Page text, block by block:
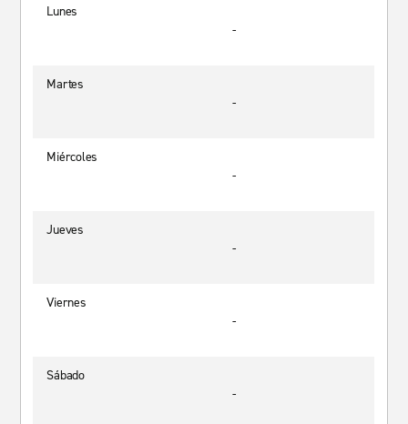
Lunes
-
Martes
-
Miércoles
-
Jueves
-
Viernes
-
Sábado
-